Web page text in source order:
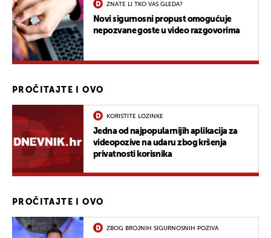
ZNATE LI TKO VAS GLEDA?
Novi sigurnosni propust omogućuje
nepozvane goste u video razgovorima
PROČITAJTE I OVO
KORISTITE LOZINKE
Jedna od najpopularnijih aplikacija za
videopozive na udaru zbog kršenja
privatnosti korisnika
PROČITAJTE I OVO
ZBOG BROJNIH SIGURNOSNIH POZIVA